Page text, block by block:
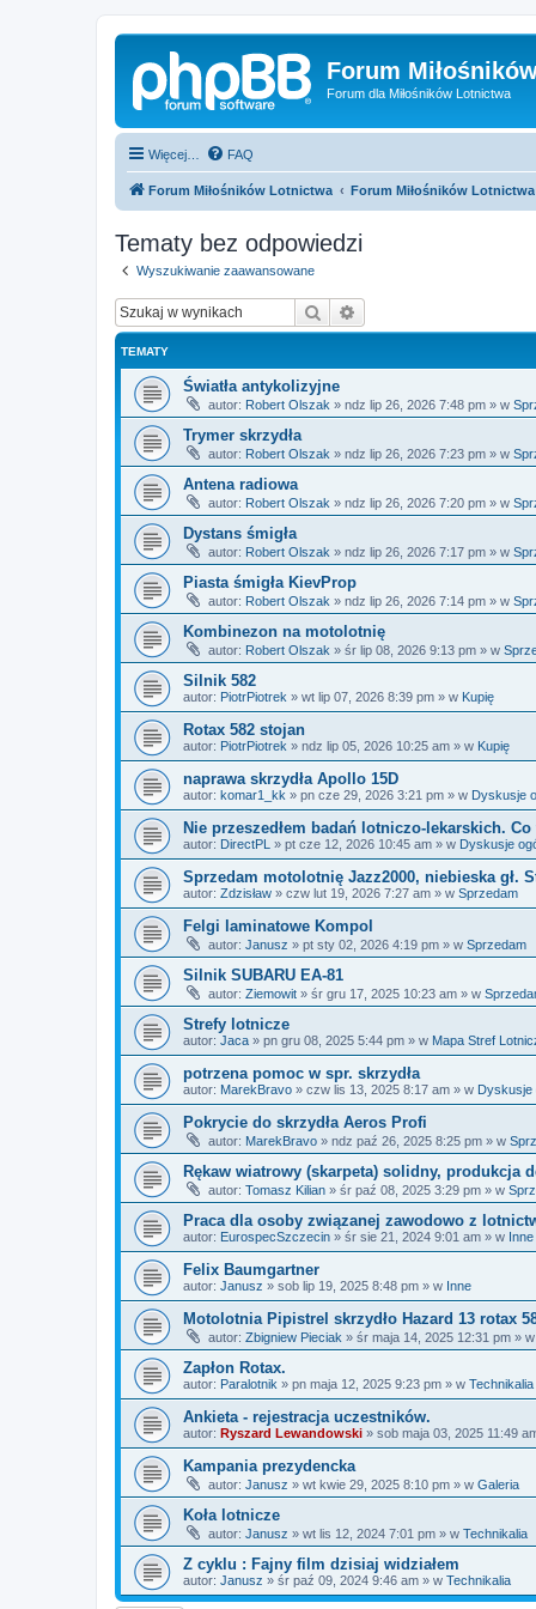
Forum
Forum dla Miłośników Lotnictwa
Więcej… FAQ
Forum Miłośników Lotnictwa Forum Miłośników Lotnictwa
Tematy bez odpowiedzi
Wyszukiwanie zaawansowane
Szukaj
TEMATY
Światła antykolizyjne
autor: Robert Olszak » ndz lip 26, 2026 7:48 pm » w
Trymer skrzydła
autor: Robert Olszak » ndz lip 26, 2026 7:23 pm » w
Antena radiowa
autor: Robert Olszak » ndz lip 26, 2026 7:20 pm » w
Dystans śmigła
autor: Robert Olszak » ndz lip 26, 2026 7:17 pm » w
Piasta śmigła KievProp
autor: Robert Olszak » ndz lip 26, 2026 7:14 pm » w
Kombinezon na motolotnię
autor: Robert Olszak » śr lip 08, 2026 9:13 pm » w
Silnik 582
autor: PiotrPiotrek » wt lip 07, 2026 8:39 pm » w Kupię
Rotax 582 stojan
autor: PiotrPiotrek » ndz lip 05, 2026 10:25 am » w Kupię
naprawa skrzydła Apollo 15D
autor: komar1_kk » pn cze 29, 2026 3:21 pm » w Dyskusje
Nie przeszedłem badań lotniczo-lekarskich. Co
autor: DirectPL » pt cze 12, 2026 10:45 am » w Dyskusje
Sprzedam motolotnię Jazz2000, niebieska gł.
autor: Zdzisław » czw lut 19, 2026 7:27 am » w Sprzedam
Felgi laminatowe Kompol
autor: Janusz » pt sty 02, 2026 4:19 pm » w Sprzedam
Silnik SUBARU EA-81
autor: Ziemowit » śr gru 17, 2025 10:23 am » w
Strefy lotnicze
autor: Jaca » pn gru 08, 2025 5:44 pm » w Mapa Stref
potrzena pomoc w spr. skrzydła
autor: MarekBravo » czw lis 13, 2025 8:17 am » w Dyskusje
Pokrycie do skrzydła Aeros Profi
autor: MarekBravo » ndz paź 26, 2025 8:25 pm » w
Rękaw wiatrowy (skarpeta) solidny, produkcja
autor: Tomasz Kilian » śr paź 08, 2025 3:29 pm » w
Praca dla osoby związanej zawodowo z
autor: EurospecSzczecin » śr sie 21, 2024 9:01 am » w Inne
Felix Baumgartner
autor: Janusz » sob lip 19, 2025 8:48 pm » w Inne
Motolotnia Pipistrel skrzydło Hazard 13 rotax
autor: Zbigniew Pieciak » śr maja 14, 2025 12:31 pm » w
Zapłon Rotax.
autor: Paralotnik » pn maja 12, 2025 9:23 pm » w Technikalia
Ankieta - rejestracja uczestników.
autor: Ryszard Lewandowski » sob maja 03, 2025 11:49
Kampania prezydencka
autor: Janusz » wt kwie 29, 2025 8:10 pm » w Galeria
Koła lotnicze
autor: Janusz » wt lis 12, 2024 7:01 pm » w Technikalia
Z cyklu : Fajny film dzisiaj widziałem
autor: Janusz » śr paź 09, 2024 9:46 am » w Technikalia